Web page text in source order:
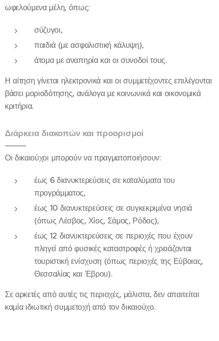
ωφελούμενα μέλη, όπως:
σύζυγοι,
παιδιά (με ασφαλιστική κάλυψη),
άτομα με αναπηρία και οι συνοδοί τους.
Η αίτηση γίνεται ηλεκτρονικά και οι συμμετέχοντες επιλέγονται
βάσει μοριοδότησης, ανάλογα με κοινωνικά και οικονομικά
κριτήρια.
Διάρκεια διακοπών και προορισμοί
Οι δικαιούχοι μπορούν να πραγματοποιήσουν:
έως 6 διανυκτερεύσεις σε καταλύματα του
προγράμματος,
έως 10 διανυκτερεύσεις σε συγκεκριμένα νησιά
(όπως Λέσβος, Χίος, Σάμος, Ρόδος),
έως 12 διανυκτερεύσεις σε περιοχές που έχουν
πληγεί από φυσικές καταστροφές ή χρειάζονται
τουριστική ενίσχυση (όπως περιοχές της Εύβοιας,
Θεσσαλίας και Έβρου).
Σε αρκετές από αυτές τις περιοχές, μάλιστα, δεν απαιτείται
καμία ιδιωτική συμμετοχή από τον δικαιούχο.